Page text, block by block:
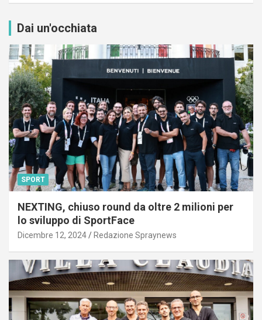
Dai un'occhiata
SPORT
NEXTING, chiuso round da oltre 2 milioni per
lo sviluppo di SportFace
Dicembre 12, 2024 Redazione Spraynews